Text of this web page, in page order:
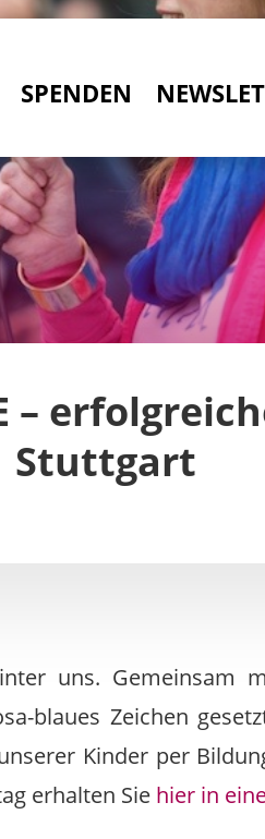
SPENDEN
–
Stuttgart
uns. Gemeinsam
blaues Zeichen
Kinder per
erhalten Sie hier in